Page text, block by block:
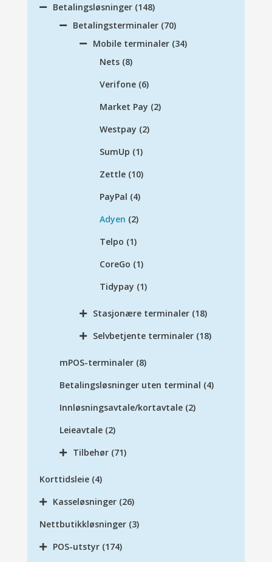
Betalingsløsninger (148)
Betalingsterminaler (70)
Mobile terminaler (34)
Nets (8)
Verifone (6)
Market Pay (2)
Westpay (2)
SumUp (1)
Zettle (10)
PayPal (4)
Adyen (2)
Telpo (1)
CoreGo (1)
Tidypay (1)
Stasjonære terminaler (18)
Selvbetjente terminaler (18)
mPOS-terminaler (8)
Betalingsløsninger uten terminal (4)
Innløsningsavtale/kortavtale (2)
Leieavtale (2)
Tilbehør (71)
Korttidsleie (4)
Kasseløsninger (26)
Nettbutikkløsninger (3)
POS-utstyr (174)